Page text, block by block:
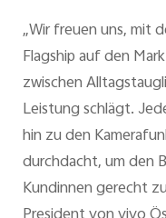
„Wir freuen uns, mit
Flagship auf den
zwischen
Leistung schlägt.
hin zu den
durchdacht, um den
Kundinnen gerecht